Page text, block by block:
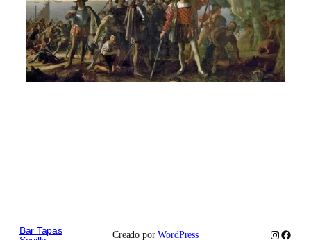
Bar Tapas
Creado porWordPress Instagram